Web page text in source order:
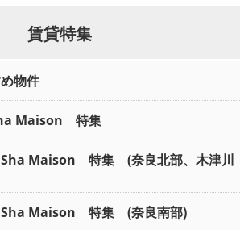
賃貸特集
物件
Maison 特集
Maison 特集 (奈良北部、木津川
Maison 特集 (奈良南部)